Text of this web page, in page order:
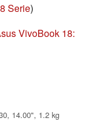
Serie)
VivoBook 18:
14.00", 1.2 kg